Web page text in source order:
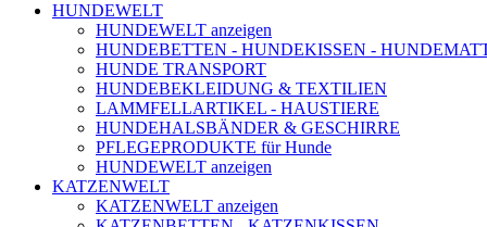
HUNDEWELT
HUNDEWELT anzeigen
HUNDEBETTEN - HUNDEKISSEN -
HUNDE TRANSPORT
HUNDEBEKLEIDUNG & TEXTILIEN
LAMMFELLARTIKEL - HAUSTIERE
HUNDEHALSBÄNDER & GESCHIRRE
PFLEGEPRODUKTE für Hunde
HUNDEWELT anzeigen
KATZENWELT
KATZENWELT anzeigen